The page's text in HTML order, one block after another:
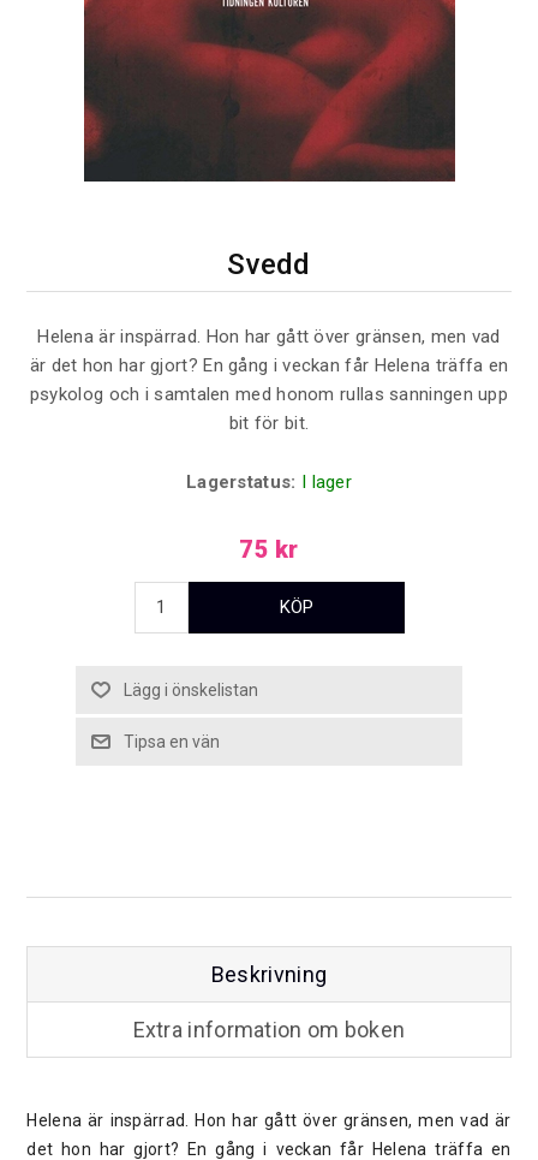
Svedd
Helena är inspärrad. Hon har gått över gränsen, men vad
är det hon har gjort? En gång i veckan får Helena träffa en
psykolog och i samtalen med honom rullas sanningen upp
bit för bit.
Lagerstatus: I lager
75 kr
Beskrivning
Extra information om boken
Helena är inspärrad. Hon har gått över gränsen, men vad är
det hon har gjort? En gång i veckan får Helena träffa en